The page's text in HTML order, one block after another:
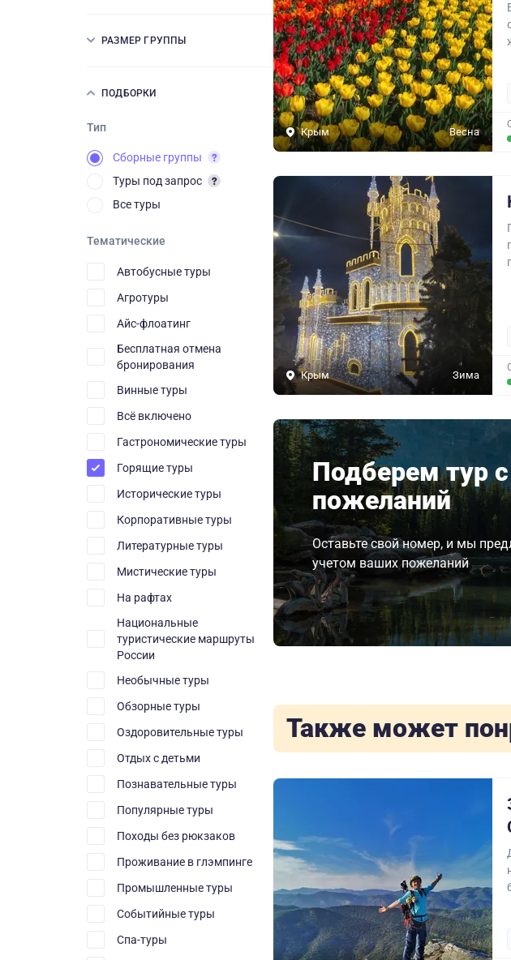
РАЗМЕР ГРУППЫ
ПОДБОРКИ
Тип
Сборные группы
Туры под запрос
Все туры
Тематические
Автобусные туры
Агротуры
Айс-флоатинг
Бесплатная отмена
бронирования
Винные туры
Всё включено
Гастрономические туры
Горящие туры
Исторические туры
Корпоративные туры
Литературные туры
Мистические туры
На рафтах
Национальные
туристические маршруты
России
Необычные туры
Обзорные туры
Оздоровительные туры
Отдых с детьми
Познавательные туры
Популярные туры
Походы без рюкзаков
Проживание в глэмпинге
Промышленные туры
Событийные туры
Спа-туры
Крым Весна
Крым Зима
Подберем тур
пожеланий
Оставьте свой номер, и мы
учетом ваших пожеланий
Также может